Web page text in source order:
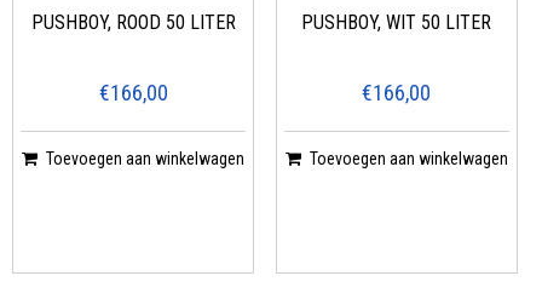
PUSHBOY, ROOD 50 LITER
€166,00
Toevoegen aan winkelwagen
PUSHBOY, WIT 50 LITER
€166,00
Toevoegen aan winkelwagen